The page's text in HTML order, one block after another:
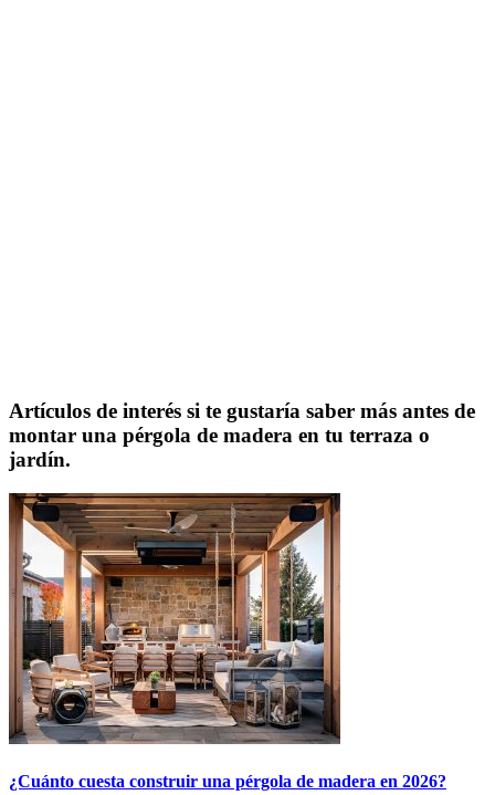
Artículos de interés si te gustaría saber más antes de
montar una pérgola de madera en tu terraza o
jardín.
¿Cuánto cuesta construir una pérgola de madera en 2026?